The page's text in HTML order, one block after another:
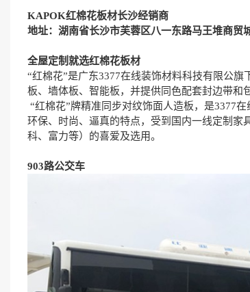
KAPOK红棉花板材长沙经销商
地址：湖南省长沙市芙蓉区八一东路马王堆商贸
全屋定制就选红棉花板材
“红棉花”是广东3377在线装饰材料科技有限公旗
板、墙体板、智能板，并提供同色配套封边带和
“红棉花”牌精准同步对纹饰面人造板，是3377
环保、时尚、逼真的特点，受到国内一线定制家
科、富力等）的喜爱及选用。
903路公交车